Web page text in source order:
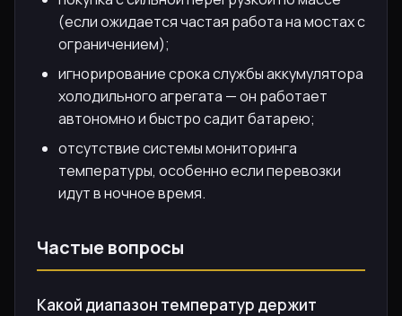
(если ожидается частая работа на мостах с
ограничением);
игнорирование срока службы аккумулятора
холодильного агрегата — он работает
автономно и быстро садит батарею;
отсутствие системы мониторинга
температуры, особенно если перевозки
идут в ночное время.
Частые вопросы
Какой диапазон температур держит